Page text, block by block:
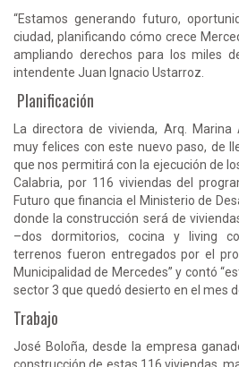
“Estamos generando futuro,
ciudad, planificando cómo crece
ampliando derechos para los miles
intendente Juan Ignacio Ustarroz.
Planificación
La directora de vivienda, Arq.
muy felices con este nuevo paso, de
que nos permitirá con la ejecución de
Calabria, por 116 viviendas del
Futuro que financia el Ministerio de
donde la construcción será de
–dos dormitorios, cocina y living
terrenos fueron entregados por el
Municipalidad de Mercedes” y contó
sector 3 que quedó desierto en el mes
Trabajo
José Boloña, desde la empresa
construcción de estas 116 viviendas,